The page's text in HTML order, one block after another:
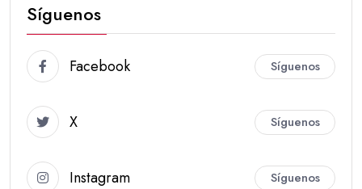
Síguenos
Facebook Síguenos
X Síguenos
Instagram Síguenos